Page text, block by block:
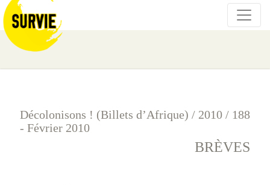
Décolonisons ! (Billets d’Afrique) / 2010 / 188
- Février 2010
BRÈVES